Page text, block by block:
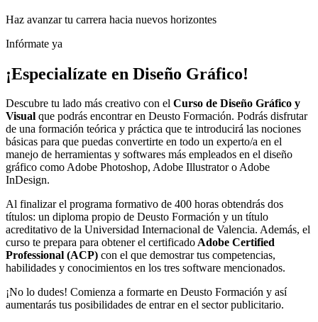
Haz avanzar tu carrera hacia nuevos horizontes
Infórmate ya
¡Especialízate en Diseño Gráfico!
Descubre tu lado más creativo con el Curso de Diseño Gráfico y
Visual que podrás encontrar en Deusto Formación. Podrás disfrutar
de una formación teórica y práctica que te introducirá las nociones
básicas para que puedas convertirte en todo un experto/a en el
manejo de herramientas y softwares más empleados en el diseño
gráfico como Adobe Photoshop, Adobe Illustrator o Adobe
InDesign.
Al finalizar el programa formativo de 400 horas obtendrás dos
títulos: un diploma propio de Deusto Formación y un título
acreditativo de la Universidad Internacional de Valencia. Además, el
curso te prepara para obtener el certificadoAdobe Certified
Professional (ACP) con el que demostrar tus competencias,
habilidades y conocimientos en los tres software mencionados.
¡No lo dudes! Comienza a formarte en Deusto Formación y así
aumentarás tus posibilidades de entrar en el sector publicitario.